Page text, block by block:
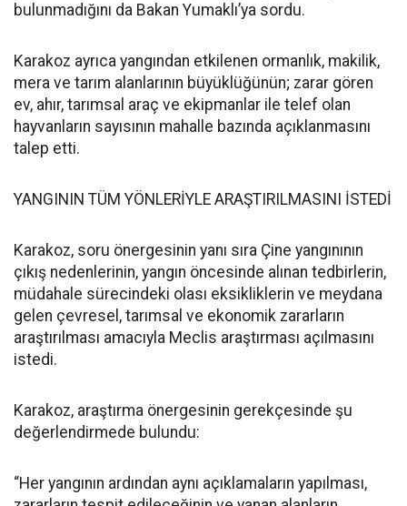
bulunmadığını da Bakan Yumaklı’ya sordu.
Karakoz ayrıca yangından etkilenen ormanlık, makilik,
mera ve tarım alanlarının büyüklüğünün; zarar gören
ev, ahır, tarımsal araç ve ekipmanlar ile telef olan
hayvanların sayısının mahalle bazında açıklanmasını
talep etti.
YANGININ TÜM YÖNLERİYLE ARAŞTIRILMASINI İSTEDİ
Karakoz, soru önergesinin yanı sıra Çine yangınının
çıkış nedenlerinin, yangın öncesinde alınan tedbirlerin,
müdahale sürecindeki olası eksikliklerin ve meydana
gelen çevresel, tarımsal ve ekonomik zararların
araştırılması amacıyla Meclis araştırması açılmasını
istedi.
Karakoz, araştırma önergesinin gerekçesinde şu
değerlendirmede bulundu:
“Her yangının ardından aynı açıklamaların yapılması,